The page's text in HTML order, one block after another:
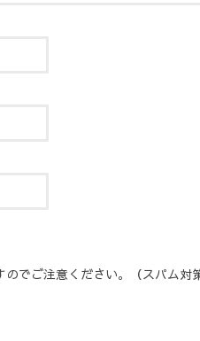
でご注意ください。（スパム対策